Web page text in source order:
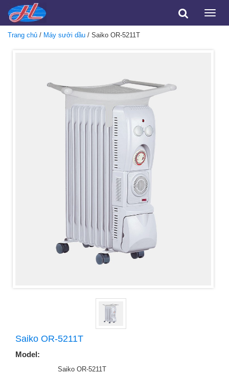
Toggle
Trang chủ / Máy sưởi dầu / Saiko OR-5211T
Saiko OR-5211T
Model:
Saiko OR-5211T